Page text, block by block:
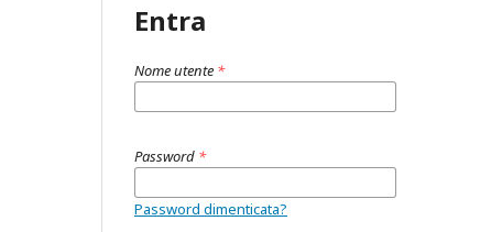
Entra
Nome utente *
Password *
Password dimenticata?